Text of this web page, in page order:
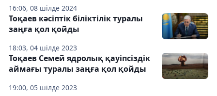
16:06, 08 шілде 2024
18:03, 04 шілде 2023
Тоқаев кәсіптік біліктілік туралы
заңға қол қойды
19:00, 05 шілде 2023
Тоқаев Семей ядролық қауіпсіздік
аймағы туралы заңға қол қойды